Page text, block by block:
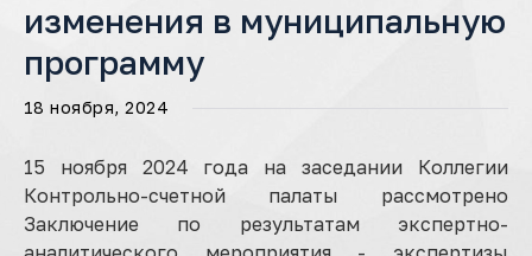
изменения в муниципальную
программу
18 ноября, 2024
15 ноября 2024 года на заседании Коллегии
Контрольно-счетной палаты рассмотрено
Заключение по результатам экспертно-